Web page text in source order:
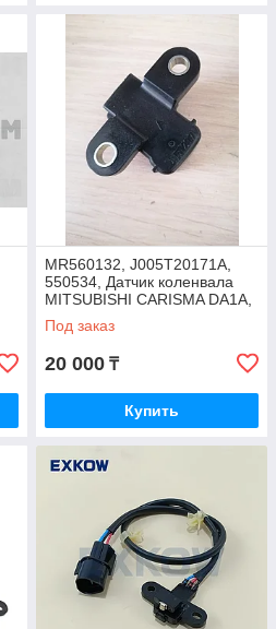
MR560132, J005T20171A,
550534, Датчик коленвала
MITSUBISHI CARISMA DA1A,
DA2A, MITSUBISHI PAJERO
IO H76W, ERA
Под заказ
20 000 ₸
Купить